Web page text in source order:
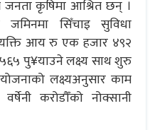
जनता कृषिमा आश्रित छन् ।
जमिनमा सिँचाइ सुविधा
आय रु एक हजार ४९२
पु¥याउने लक्ष्य साथ शुरु
लक्ष्यअनुसार काम
करोडौँको नोक्सानी